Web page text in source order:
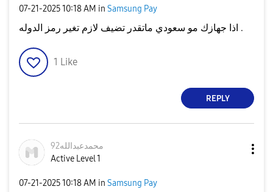
‎07-21-202510:18 AM in Samsung Pay
اذا جهازك مو سعودي ماتقدر تضيف لازم تغير رمز الدوله .
1 Like
REPLY
محمدعبدالله92
Active Level 1
‎07-21-202510:18 AM in Samsung Pay